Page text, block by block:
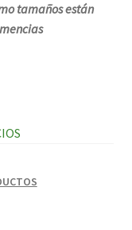
tamaños están